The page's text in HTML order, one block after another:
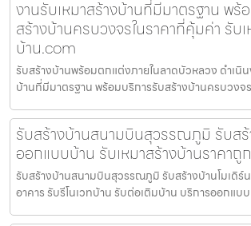
งานรับเหมาสร้างบ้านที่มีมาตรฐาน พร้
สร้างบ้านครบวงจรในราคาที่คุ้มค่า รับ
บ้าน.com
รับสร้างบ้านพร้อมตกแต่งภายในลาดบัวหลวง ดำเนิน
บ้านที่มีมาตรฐาน พร้อมบริการรับสร้างบ้านครบวงจ
รับสร้างบ้านสนามบินสุวรรณภูมิ รับสร้
ออกแบบบ้าน รับเหมาสร้างบ้านราคาถู
รับสร้างบ้านสนามบินสุวรรณภูมิ รับสร้างบ้านโมเดิร์
อาคาร รับรีโนเวทบ้าน รับต่อเติมบ้าน บริการออกแบบ